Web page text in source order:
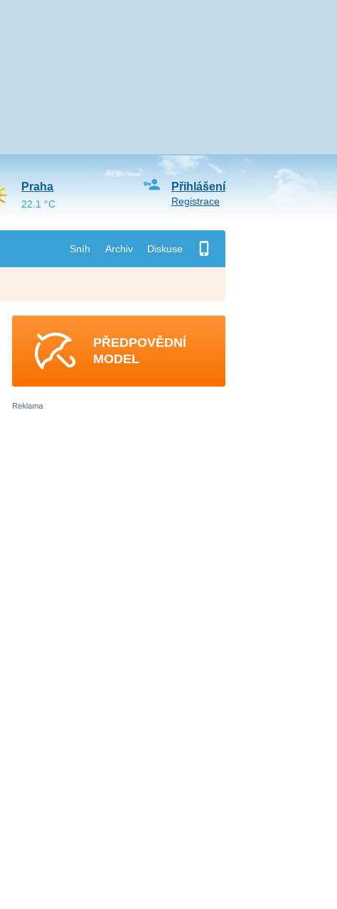
Sníh Archiv Diskuse
Přihlášení
Registrace
Praha
22.1 °C
PŘEDPOVĚDNÍ
MODEL